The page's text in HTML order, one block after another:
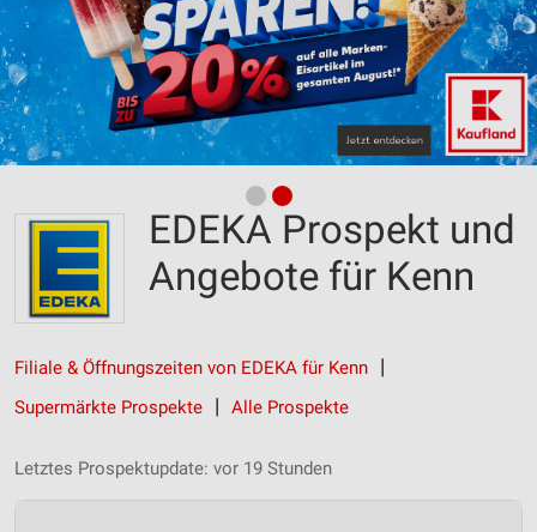
EDEKA Prospekt und
Angebote für Kenn
Filiale & Öffnungszeiten von EDEKA für Kenn
Supermärkte Prospekte
Alle Prospekte
Letztes Prospektupdate: vor 19 Stunden